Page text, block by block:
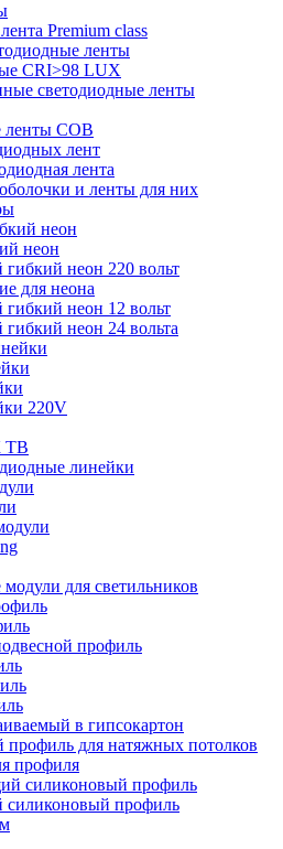
Premium class
ленты
CRI>98 LUX
светодиодные ленты
ленты COB
лент
лента
и ленты для них
неон
неон 220 вольт
для неона
неон 12 вольт
неон 24 вольта
220V
ТВ
линейки
для светильников
профиль
в гипсокартон
для натяжных потолков
профиля
силиконовый профиль